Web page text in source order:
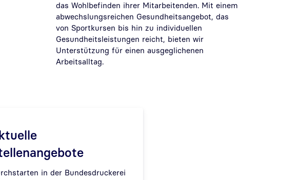
das Wohlbefinden ihrer Mitarbeitenden. Mit einem
abwechslungsreichen Gesundheitsangebot, das
von Sportkursen bis hin zu individuellen
Gesundheitsleistungen reicht, bieten wir
Unterstützung für einen ausgeglichenen
Arbeitsalltag.
in der Bundesdruckerei